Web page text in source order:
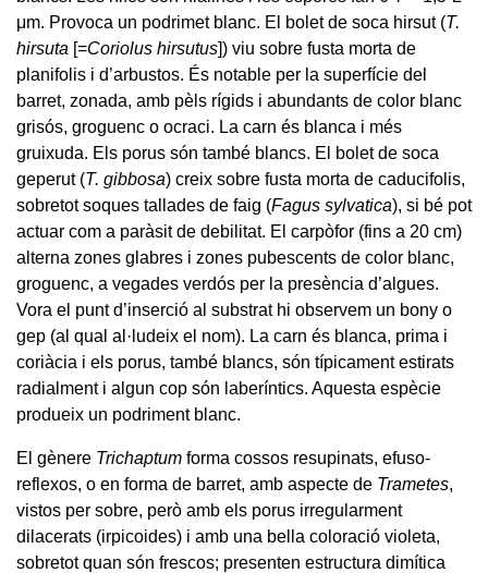
μm. Provoca un podrimet blanc. El bolet de soca hirsut (T.
hirsuta [=Coriolus hirsutus]) viu sobre fusta morta de
planifolis i d’arbustos. És notable per la superfície del
barret, zonada, amb pèls rígids i abundants de color blanc
grisós, groguenc o ocraci. La carn és blanca i més
gruixuda. Els porus són també blancs. El bolet de soca
geperut (T. gibbosa) creix sobre fusta morta de caducifolis,
sobretot soques tallades de faig (Fagus sylvatica), si bé pot
actuar com a paràsit de debilitat. El carpòfor (fins a 20 cm)
alterna zones glabres i zones pubescents de color blanc,
groguenc, a vegades verdós per la presència d’algues.
Vora el punt d’inserció al substrat hi observem un bony o
gep (al qual al·ludeix el nom). La carn és blanca, prima i
coriàcia i els porus, també blancs, són típicament estirats
radialment i algun cop són laberíntics. Aquesta espècie
produeix un podriment blanc.
El gènere Trichaptum forma cossos resupinats, efuso-
reflexos, o en forma de barret, amb aspecte de Trametes,
vistos per sobre, però amb els porus irregularment
dilacerats (irpicoides) i amb una bella coloració violeta,
sobretot quan són frescos; presenten estructura dimítica